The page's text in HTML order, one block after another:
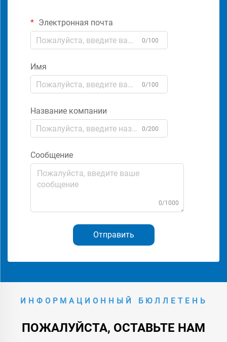
Электронная почта
0/100
Имя
0/100
Название компании
0/200
Сообщение
0/1000
Отправить
ИНФОРМАЦИОННЫЙ БЮЛЛЕТЕНЬ
ПОЖАЛУЙСТА, ОСТАВЬТЕ НАМ